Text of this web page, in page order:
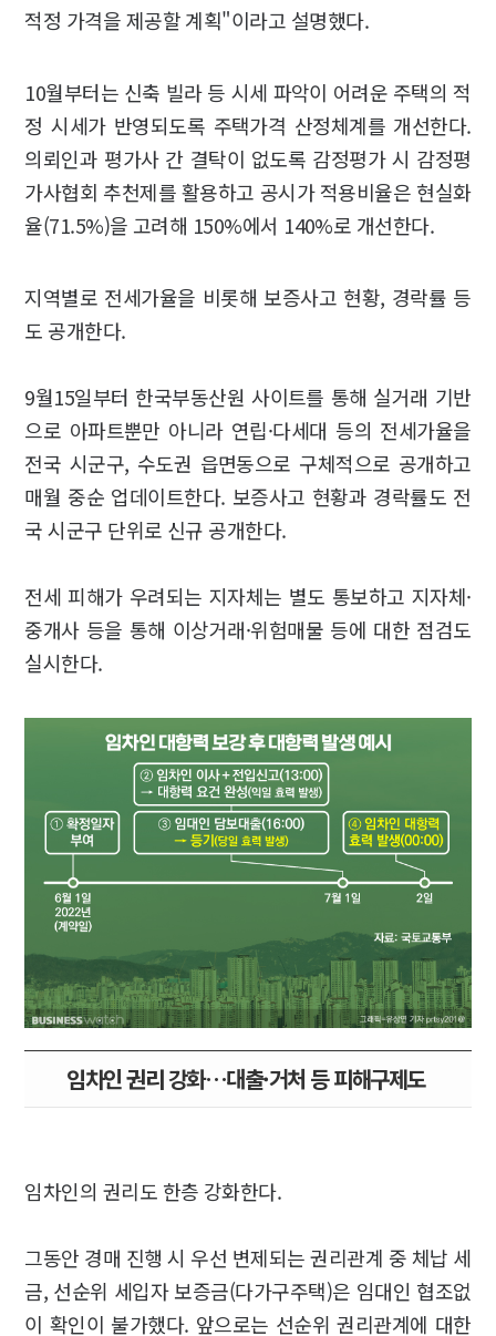
적정 가격을 제공할 계획"이라고 설명했다.
10월부터는 신축 빌라 등 시세 파악이 어려운 주택의 적
정 시세가 반영되도록 주택가격 산정체계를 개선한다.
의뢰인과 평가사 간 결탁이 없도록 감정평가 시 감정평
가사협회 추천제를 활용하고 공시가 적용비율은 현실화
율(71.5%)을 고려해 150%에서 140%로 개선한다.
지역별로 전세가율을 비롯해 보증사고 현황, 경락률 등
도 공개한다.
9월15일부터 한국부동산원 사이트를 통해 실거래 기반
으로 아파트뿐만 아니라 연립·다세대 등의 전세가율을
전국 시군구, 수도권 읍면동으로 구체적으로 공개하고
매월 중순 업데이트한다. 보증사고 현황과 경락률도 전
국 시군구 단위로 신규 공개한다.
전세 피해가 우려되는 지자체는 별도 통보하고 지자체·
중개사 등을 통해 이상거래·위험매물 등에 대한 점검도
실시한다.
임차인 권리 강화…대출·거처 등 피해구제도
임차인의 권리도 한층 강화한다.
그동안 경매 진행 시 우선 변제되는 권리관계 중 체납 세
금, 선순위 세입자 보증금(다가구주택)은 임대인 협조없
이 확인이 불가했다. 앞으로는 선순위 권리관계에 대한